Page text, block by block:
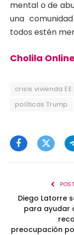
mental o de
una
todos estén
Cholila Online
crisis vivienda
políticas Trump
FacebookTwitter
Diego Latorre
para ayudar
preocupación